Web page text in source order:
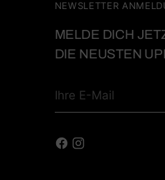
NEWSLETTER
MELDE DICH
DIE NEUSTEN
E-